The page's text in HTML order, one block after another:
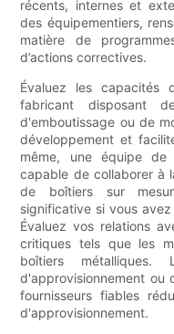
récents, internes et
des équipementiers,
matière de
d’actions correctives.
Évaluez les capacités
fabricant disposant
d'emboutissage ou de
développement et
même, une équipe de
capable de collaborer à
de boîtiers sur
significative si vous
Évaluez vos relations
critiques tels que les
boîtiers métalliques.
d'approvisionnement ou
fournisseurs fiables
d'approvisionnement.